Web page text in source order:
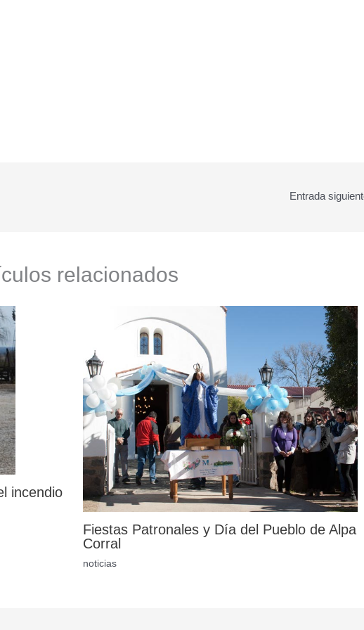
Entrada
relacionados
incendio
Fiestas Patronales y Día del Pueblo de Alpa
Corral
noticias